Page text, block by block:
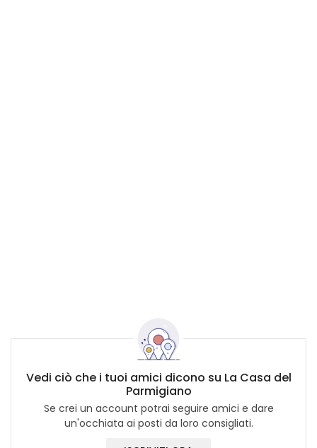
Vedi ciò che i tuoi amici dicono su La Casa del
Parmigiano
Se crei un account potrai seguire amici e dare
un'occhiata ai posti da loro consigliati.